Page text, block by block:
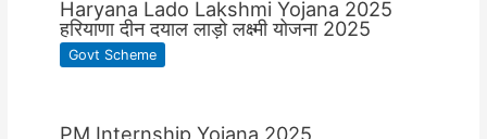
Haryana Lado Lakshmi Yojana 2025
हरियाणा दीन दयाल लाड़ो लक्ष्मी योजना 2025
Govt Scheme
PM Internship Yojana 2025